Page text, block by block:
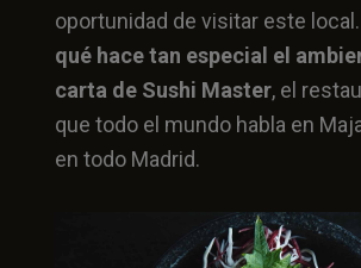
oportunidad de visitar este
qué hace tan especial el
carta de Sushi Master, el
que todo el mundo habla en
en todo Madrid.